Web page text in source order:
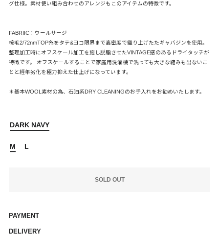
グ仕様。素材使い組み合わせのアレンジもこのアイテムの特徴です。
FABRIIC：ウールサージ
梳毛2/72nmTOP糸をタテ&ヨコ限界まで高密度で織り上げたたギャバジンを使用。
整理加工時にオフスケール加工を施し脱脂させたVINTAGE感のあるドライタッチが
特徴です。 オフスケールすることで家庭用洗濯機で洗っても大きな縮みも出ないこ
とと経年劣化を極力抑えた仕上げになっています。
＊基本WOOL素材の為、石油系DRY CLEANINGのお手入れをお勧めいたします。
DARK NAVY
M L
SOLD OUT
PAYMENT
DELIVERY